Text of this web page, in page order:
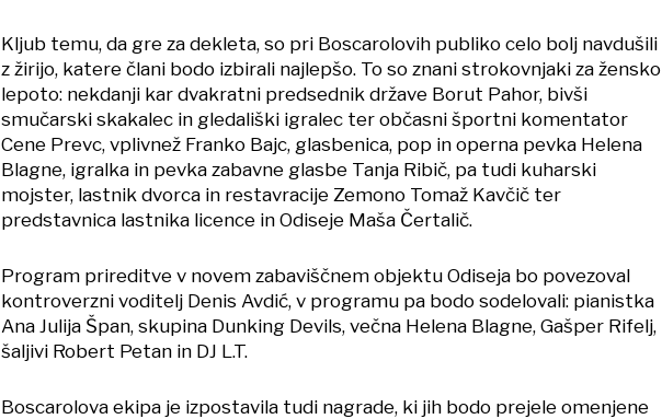
Kljub temu, da gre za dekleta, so pri Boscarolovih publiko celo bolj navdušili
z žirijo, katere člani bodo izbirali najlepšo. To so znani strokovnjaki za žensko
lepoto: nekdanji kar dvakratni predsednik države Borut Pahor, bivši
smučarski skakalec in gledališki igralec ter občasni športni komentator
Cene Prevc, vplivnež Franko Bajc, glasbenica, pop in operna pevka Helena
Blagne, igralka in pevka zabavne glasbe Tanja Ribič, pa tudi kuharski
mojster, lastnik dvorca in restavracije Zemono Tomaž Kavčič ter
predstavnica lastnika licence in Odiseje Maša Čertalič.
Program prireditve v novem zabaviščnem objektu Odiseja bo povezoval
kontroverzni voditelj Denis Avdić, v programu pa bodo sodelovali: pianistka
Ana Julija Špan, skupina Dunking Devils, večna Helena Blagne, Gašper Rifelj,
šaljivi Robert Petan in DJ L.T.
Boscarolova ekipa je izpostavila tudi nagrade, ki jih bodo prejele omenjene